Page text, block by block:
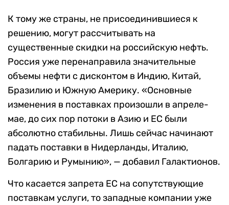
К тому же страны, не присоединившиеся к
решению, могут рассчитывать на
существенные скидки на российскую нефть.
Россия уже перенаправила значительные
объемы нефти с дисконтом в Индию, Китай,
Бразилию и Южную Америку. «Основные
изменения в поставках произошли в апреле-
мае, до сих пор потоки в Азию и ЕС были
абсолютно стабильны. Лишь сейчас начинают
падать поставки в Нидерланды, Италию,
Болгарию и Румынию», — добавил Галактионов.
Что касается запрета ЕС на сопутствующие
поставкам услуги, то западные компании уже